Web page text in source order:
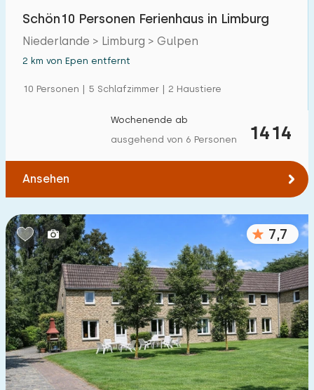
Unterkunft
Nicht im Ferienpark
Villa 2
Tiny house 1
Hausboot 0
Kinderfreundlich
Kindermöbel 10
Eingezäunter Garten 1
Spielgeräte im Garten 10
Schön10 Personen Ferienhaus in Limburg
Niederlande > Limburg > Gulpen
2 km von Epen entfernt
10 Personen | 5 Schlafzimmer | 2 Haustiere
1414
Wochenende ab
ausgehend von 6 Personen
Ansehen
7,7